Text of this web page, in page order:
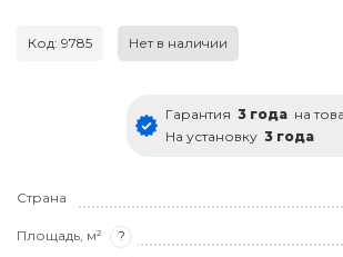
Код: 9785 Нет в наличии
Гарантия 3 года на
На установку 3 года
Страна
Площадь, м² ?